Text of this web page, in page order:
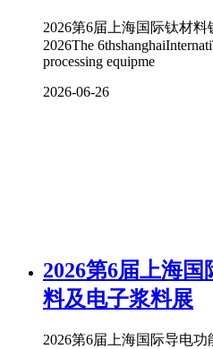
2026第6届上海国际钛材
2026The
processing equipme
2026-06-26
2026第6届上海
料及电子浆料展
2026第6届上海国际导电